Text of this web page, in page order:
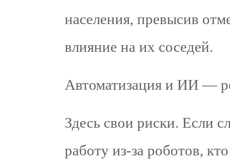
населения, превысив
влияние на их соседей.
Автоматизация и ИИ —
Здесь свои риски. Если
работу из-за роботов,